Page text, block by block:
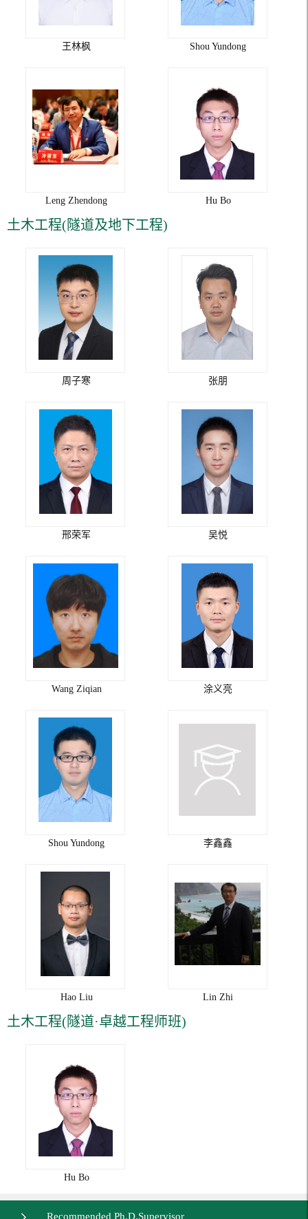
王林枫 Shou Yundong
Leng Zhendong Hu Bo
土木工程(隧道及地下工程)
周子寒 张朋
邢荣军 吴悦
Wang Ziqian 涂义亮
Shou Yundong 李鑫鑫
Hao Liu Lin Zhi
土木工程(隧道·卓越工程师班)
Hu Bo
Recommended Ph.D.Supervisor